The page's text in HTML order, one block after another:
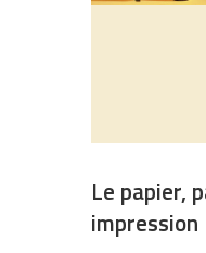
Le papier,
impression